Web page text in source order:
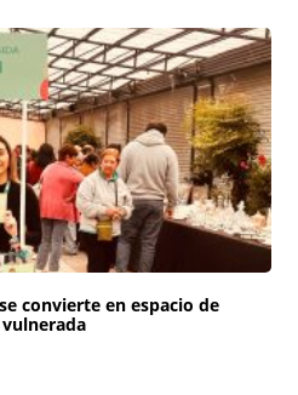
convierte en espacio de